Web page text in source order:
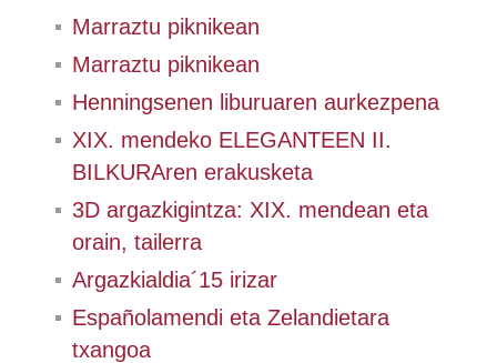
Marraztu piknikean
Marraztu piknikean
Henningsenen liburuaren aurkezpena
XIX. mendeko ELEGANTEEN II.
BILKURAren erakusketa
3D argazkigintza: XIX. mendean eta
orain, tailerra
Argazkialdia´15 irizar
Españolamendi eta Zelandietara
txangoa